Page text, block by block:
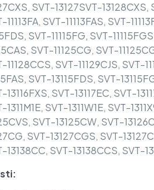
SVT-13127SVT-
11113FA, SVT-11113FAS, SVT-
SVT-11115FG, SVT-
SVT-11125CG, SVT-
11128CCS, SVT-11129CJS, SVT-
SVT-13115FDS, SVT-
13116FXS, SVT-13117EC, SVT-
1311M1E, SVT-1311W1E, SVT-
SVT-13125CW, SVT-
SVT-13127CGS, SVT-
13138CC, SVT-13138CCS, SVT-